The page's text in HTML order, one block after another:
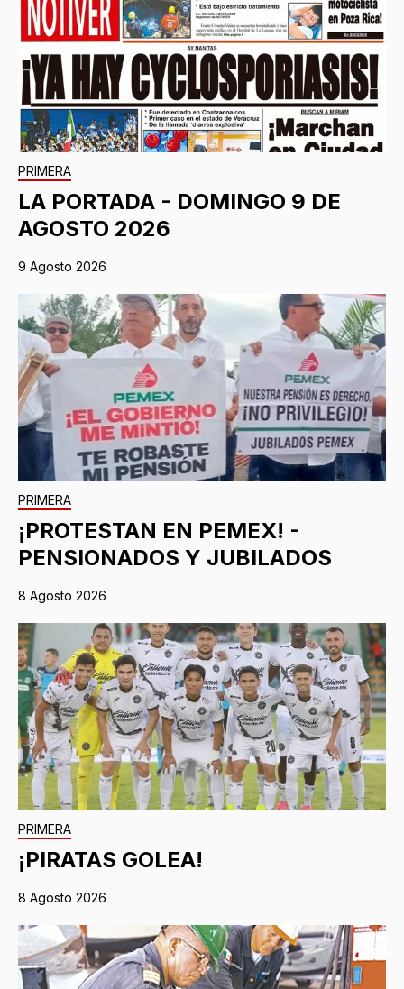
PRIMERA
LA PORTADA - DOMINGO 9 DE
AGOSTO 2026
9 Agosto 2026
PRIMERA
¡PROTESTAN EN PEMEX! -
PENSIONADOS Y JUBILADOS
8 Agosto 2026
PRIMERA
¡PIRATAS GOLEA!
8 Agosto 2026